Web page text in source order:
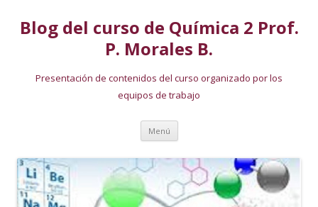
Blog del curso de Química 2 Prof.
P. Morales B.
Presentación de contenidos del curso organizado por los
equipos de trabajo
Menú Ir
contenido